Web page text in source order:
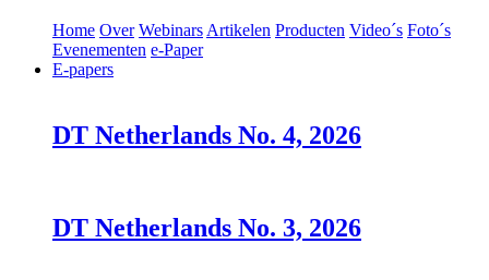
Home Over Webinars Artikelen Producten Video´s Foto´s
Evenementen e-Paper
E-papers
DT Netherlands No. 4, 2026
DT Netherlands No. 3, 2026